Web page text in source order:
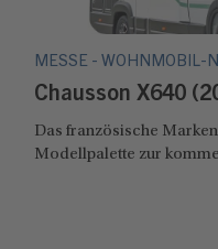
MESSE - WOHNMOBIL-
Chausson X640
Das französische
Modellpalette zur